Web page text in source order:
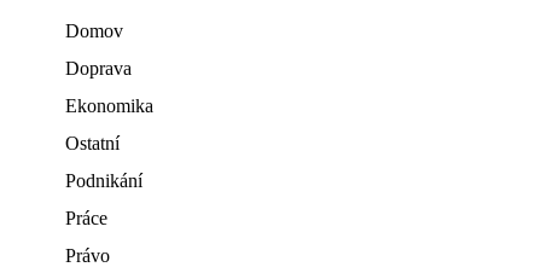
Domov
Doprava
Ekonomika
Ostatní
Podnikání
Práce
Právo